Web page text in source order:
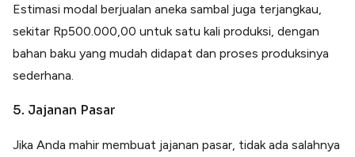
Estimasi modal berjualan aneka sambal juga terjangkau,
sekitar Rp500.000,00 untuk satu kali produksi, dengan
bahan baku yang mudah didapat dan proses produksinya
sederhana.
5. Jajanan Pasar
Jika Anda mahir membuat jajanan pasar, tidak ada salahnya